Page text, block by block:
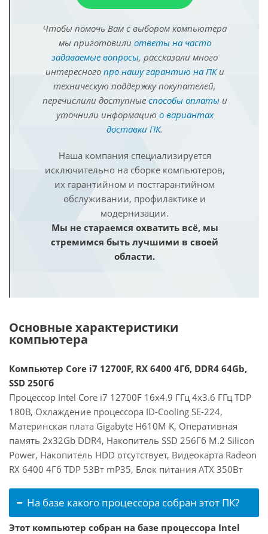
Чтобы помочь Вам с выбором компьютера
мы приготовили ответы на часто
задаваемые вопросы, рассказали много
интересного про нашу гарантию на ПКи
техническую поддержку покупателей,
перечислили доступные способы оплатыи
уточнили информацию о вариантах
доставки ПК.
Наша компания специализируется
исключительно на сборке компьютеров,
их гарантийном и постгарантийном
обслуживании, профилактике и
модернизации.
Мы не стараемся охватить всё, мы
стремимся быть лучшими в своей
области.
Основные характеристики
компьютера
Компьютер Core i7 12700F, RX 6400 4Гб, DDR4 64Gb,
SSD 250Гб
Процессор Intel Core i7 12700F 16x4.9 ГГц 4x3.6 ГГц TDP
180В, Охлаждение процессора ID-Cooling SE-224,
Материнская плата Gigabyte H610M K, Оперативная
память 2x32Gb DDR4, Накопитель SSD 256Гб M.2 Silicon
Power, Накопитель HDD отсутствует, Видеокарта Radeon
RX 6400 4Гб TDP 53Вт mP35, Блок питания ATX 350Вт
На базе какого процессора собран этот ПК?
Этот компьютер собран на базе процессора Intel